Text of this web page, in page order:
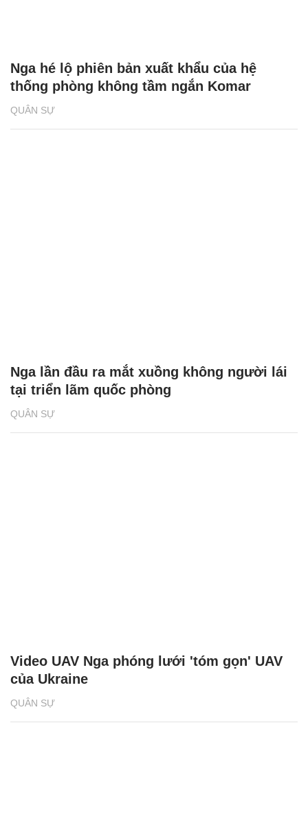
QUÂN SỰ
Nga hé lộ phiên bản xuất khẩu của hệ
thống phòng không tầm ngắn Komar
QUÂN SỰ
Nga lần đầu ra mắt xuồng không người lái
tại triển lãm quốc phòng
QUÂN SỰ
Video UAV Nga phóng lưới 'tóm gọn' UAV
của Ukraine